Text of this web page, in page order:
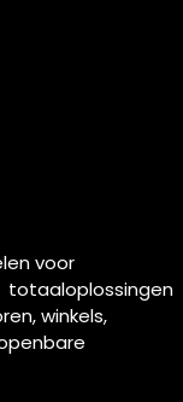
voor
totaaloplossingen
winkels,